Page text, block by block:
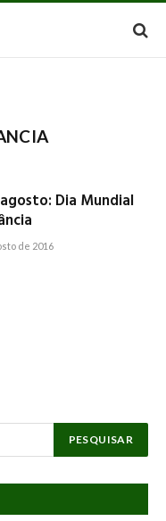
Dia Mundial
de 2016